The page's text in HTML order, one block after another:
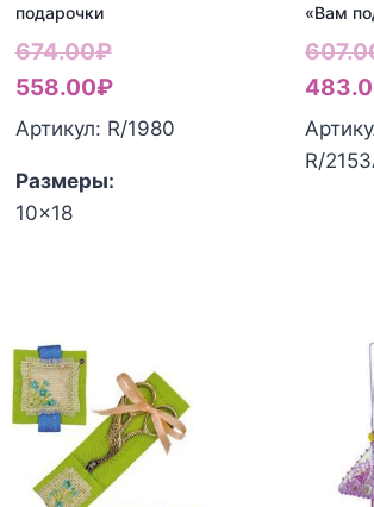
подарочки
674.00₽Первоначальная
цена
составляла
558.00₽Текущая
цена:
Артикул: R/1980
Размеры:
10x18
«Вам
R/